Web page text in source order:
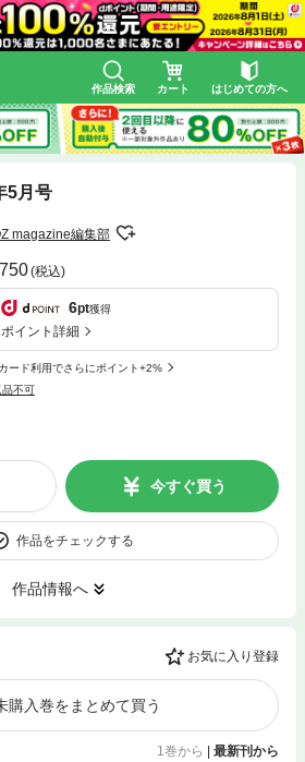
作品検索 カート はじめての方へ
5月号
magazine編集部
750(税込)
6pt獲得
ポイント詳細
ード利用でさらにポイント+2%
品不可
今すぐ買う
作品をチェックする
作品情報へ
お気に入り登録
購入巻をまとめて買う
1巻から 最新刊から